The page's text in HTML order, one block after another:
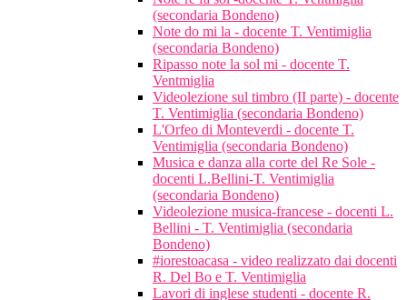
(secondaria Bondeno)
Note do mi la - docente T. Ventimiglia
(secondaria Bondeno)
Ripasso note la sol mi - docente T.
Ventmiglia
Videolezione sul timbro (II parte) - docente
T. Ventimiglia (secondaria Bondeno)
L'Orfeo di Monteverdi - docente T.
Ventimiglia (secondaria Bondeno)
Musica e danza alla corte del Re Sole -
docenti L.Bellini-T. Ventimiglia
(secondaria Bondeno)
Videolezione musica-francese - docenti L.
Bellini - T. Ventimiglia (secondaria
Bondeno)
#iorestoacasa - video realizzato dai docenti
R. Del Bo e T. Ventimiglia
Lavori di inglese studenti - docente R.